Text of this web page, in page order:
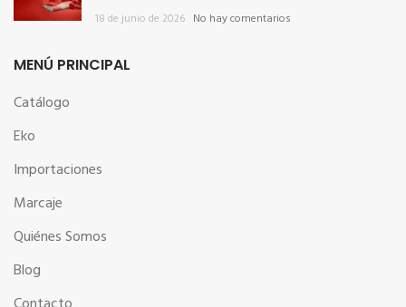
18 de junio de 2026 No hay comentarios
MENÚ PRINCIPAL
Catálogo
Eko
Importaciones
Marcaje
Quiénes Somos
Blog